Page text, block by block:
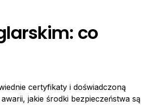
co
certyfikaty i doświadczoną
jakie środki bezpieczeństwa są